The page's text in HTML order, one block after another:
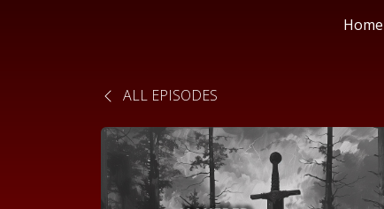
Home
ALL EPISODES